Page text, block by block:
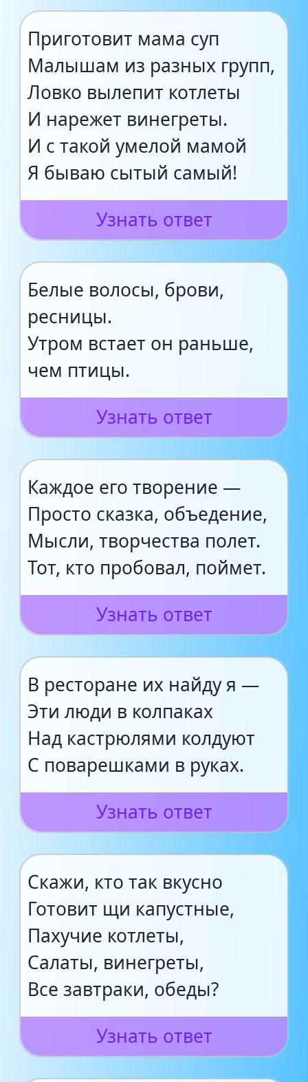
Приготовит мама суп
Малышам из разных групп,
Ловко вылепит котлеты
И нарежет винегреты.
И с такой умелой мамой
Я бываю сытый самый!
Узнать ответ
Белые волосы, брови,
ресницы.
Утром встает он раньше,
чем птицы.
Узнать ответ
Каждое его творение —
Просто сказка, объедение,
Мысли, творчества полет.
Тот, кто пробовал, поймет.
Узнать ответ
В ресторане их найду я —
Эти люди в колпаках
Над кастрюлями колдуют
С поварешками в руках.
Узнать ответ
Скажи, кто так вкусно
Готовит щи капустные,
Пахучие котлеты,
Салаты, винегреты,
Все завтраки, обеды?
Узнать ответ